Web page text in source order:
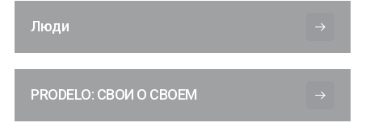
Люди
PRODELO: СВОИ О СВОЕМ